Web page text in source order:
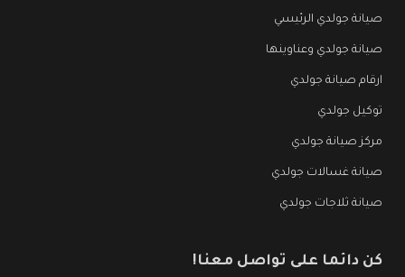
صيانة جولدي الرئيسي
صيانة جولدي وعناوينها
ارقام صيانة جولدي
توكيل جولدي
مركز صيانة جولدي
صيانة غسالات جولدي
صيانة ثلاجات جولدي
كن دائما على تواصل معنا!